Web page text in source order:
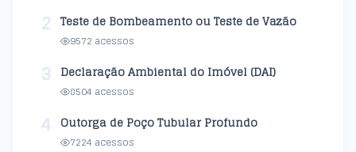
2 Teste de Bombeamento ou Teste de Vazão
9572 acessos
3 Declaração Ambiental do Imóvel (DAI)
8504 acessos
4 Outorga de Poço Tubular Profundo
7224 acessos